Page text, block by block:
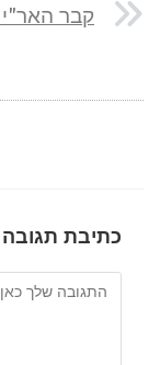
כתיבת תגובה